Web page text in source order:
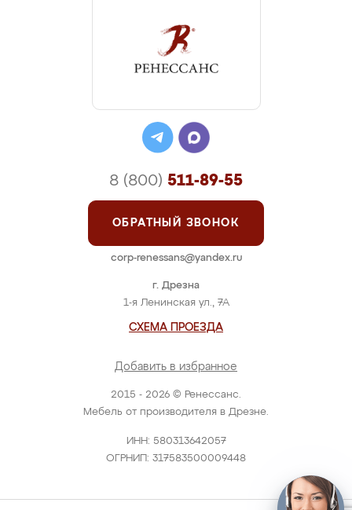
2015 - 2026 © Ренессанс.
Мебель от производителя в Дрезне.
ИНН: 580313642057
ОГРНИП: 317583500009448
г. Дрезна
1-я Ленинская ул., 7А
СХЕМА ПРОЕЗДА
Добавить в избранное
8 (800) 511-89-55
ОБРАТНЫЙ ЗВОНОК
corp-renessans@yandex.ru